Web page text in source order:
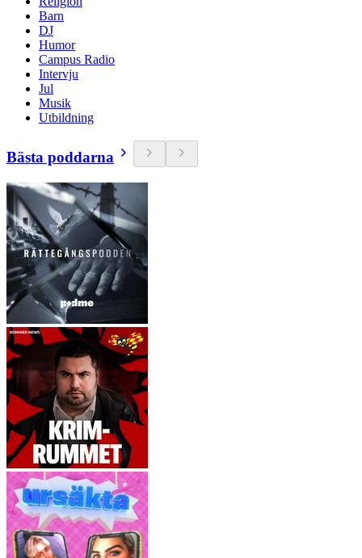
Barn
DJ
Humor
Campus Radio
Intervju
Jul
Musik
Utbildning
Bästa poddarna